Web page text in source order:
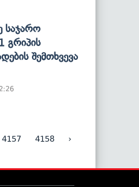
Საჯარო
Გრიპის
Შემთხვევა
4157 4158 ›